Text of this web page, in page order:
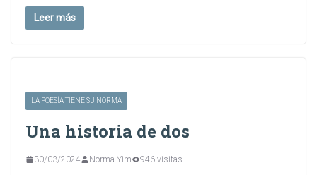
Leer más
LA POESÍA TIENE SU NORMA
Una historia de dos
30/03/2024 Norma Yim 946 visitas